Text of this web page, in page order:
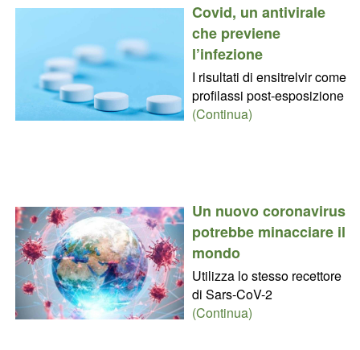
Covid, un antivirale
che previene
l’infezione
I risultati di ensitrelvir come
profilassi post-esposizione
(Continua)
Un nuovo coronavirus
potrebbe minacciare il
mondo
Utilizza lo stesso recettore
di Sars-CoV-2
(Continua)